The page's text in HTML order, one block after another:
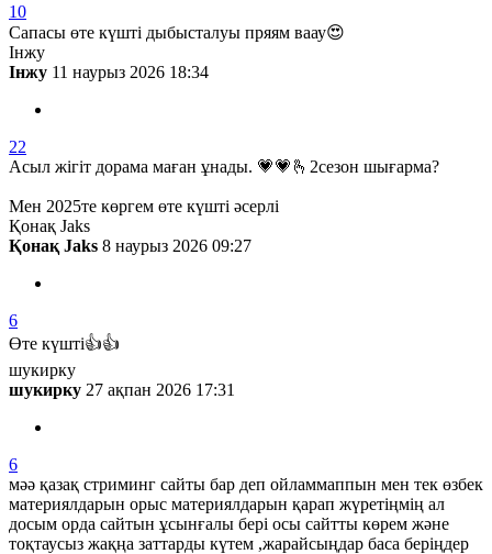
10
Сапасы өте күшті дыбысталуы пряям ваау😍
Інжу
Інжу 11 наурыз 2026 18:34
22
Асыл жігіт дорама маған ұнады. 💗💗🫰2сезон шығарма?
Мен 2025те көргем өте күшті әсерлі
Қонақ Jaks
Қонақ Jaks 8 наурыз 2026 09:27
6
Өте күшті👍👍
шукирку
шукирку 27 ақпан 2026 17:31
6
мәә қазақ стриминг сайты бар деп ойламмаппын мен тек өзбек
материялдарын орыс материялдарын қарап жүретіңмің ал
досым орда сайтын ұсынғалы бері осы сайтты көрем және
тоқтаусыз жақңа заттарды күтем ,жарайсыңдар баса беріңдер